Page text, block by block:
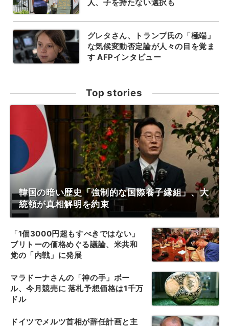
人、子を持たない選択も
グレタさん、トランプ氏の「極端」
な気候変動否定論が人々の目を覚ま
す AFPインタビュー
Top stories
韓国の暗い歴史「強制的な国際養子縁組」、大
統領が真相解明を約束
「1個3000円超もすべきではない」
ブリトーの価格めぐる議論、米共和
党の「内戦」に発展
マラドーナさんの「神の手」ボー
ル、今月競売に 落札予想価格は1千万
ドル
ドイツでメルツ首相が辞任計画と主